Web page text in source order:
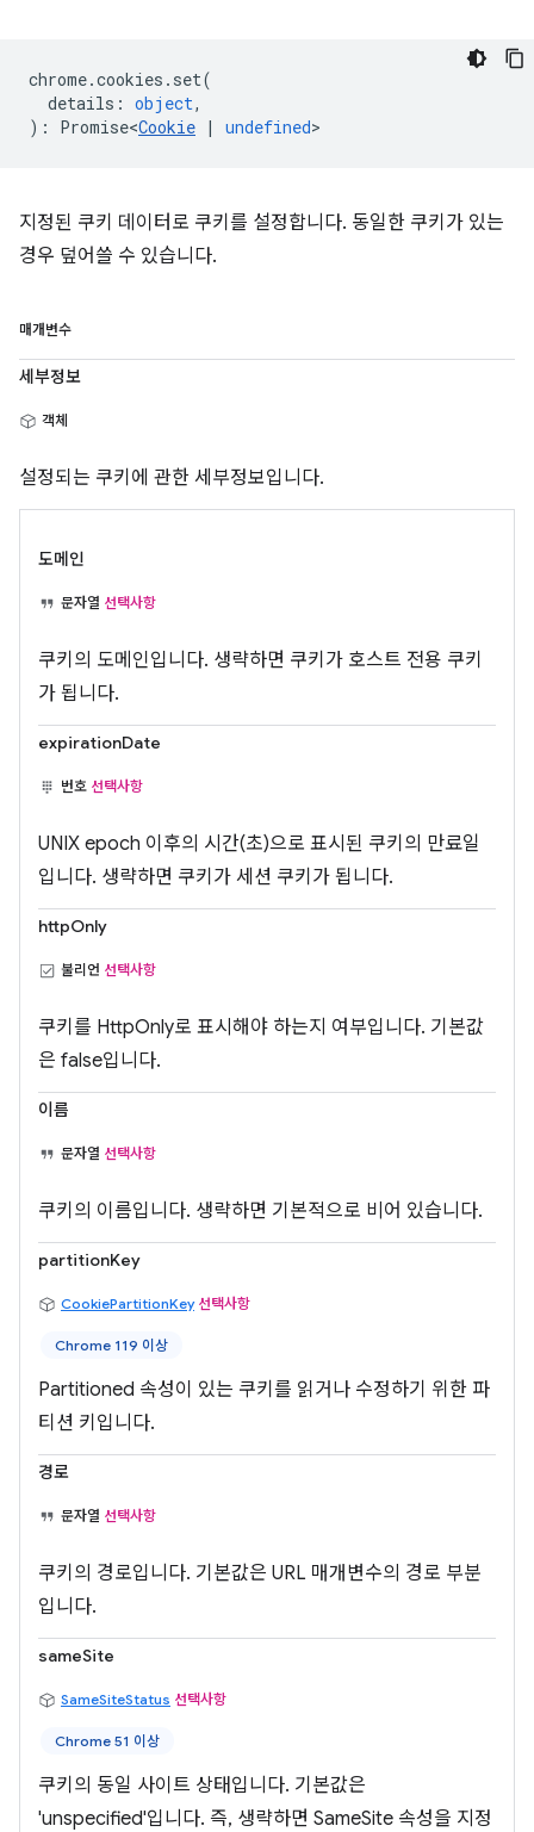
chrome.cookies . set(
details : object,
) : Promise<Cookie | undefined>
지정된 쿠키 데이터로 쿠키를 설정합니다. 동일한 쿠키가 있는
경우 덮어쓸 수 있습니다.
매개변수
세부정보
객체
설정되는 쿠키에 관한 세부정보입니다.
도메인
문자열 선택사항
쿠키의 도메인입니다. 생략하면 쿠키가 호스트 전용 쿠키
가 됩니다.
expirationDate
번호 선택사항
UNIX epoch 이후의 시간(초)으로 표시된 쿠키의 만료일
입니다. 생략하면 쿠키가 세션 쿠키가 됩니다.
httpOnly
불리언 선택사항
쿠키를 HttpOnly로 표시해야 하는지 여부입니다. 기본값
은 false입니다.
이름
문자열 선택사항
쿠키의 이름입니다. 생략하면 기본적으로 비어 있습니다.
partitionKey
CookiePartitionKey 선택사항
Chrome 119 이상
Partitioned 속성이 있는 쿠키를 읽거나 수정하기 위한 파
티션 키입니다.
경로
문자열 선택사항
쿠키의 경로입니다. 기본값은 URL 매개변수의 경로 부분
입니다.
sameSite
SameSiteStatus 선택사항
Chrome 51 이상
쿠키의 동일 사이트 상태입니다. 기본값은
'unspecified'입니다. 즉, 생략하면 SameSite 속성을 지정